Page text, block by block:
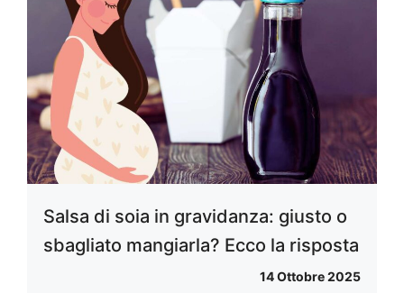
Salsa di soia in gravidanza: giusto o
sbagliato mangiarla? Ecco la risposta
14 Ottobre 2025